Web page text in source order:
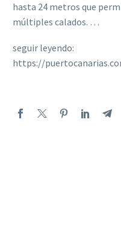
hasta 24 metros que
múltiples calados. …
seguir leyendo:
https://